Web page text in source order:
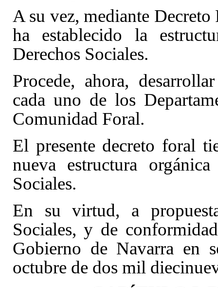
A su vez, mediante
ha establecido la
Derechos Sociales.
Procede, ahora,
cada uno de los
Comunidad Foral.
El presente decreto foral
nueva estructura
Sociales.
En su virtud, a
Sociales, y de
Gobierno de Navarra en
octubre de dos mil